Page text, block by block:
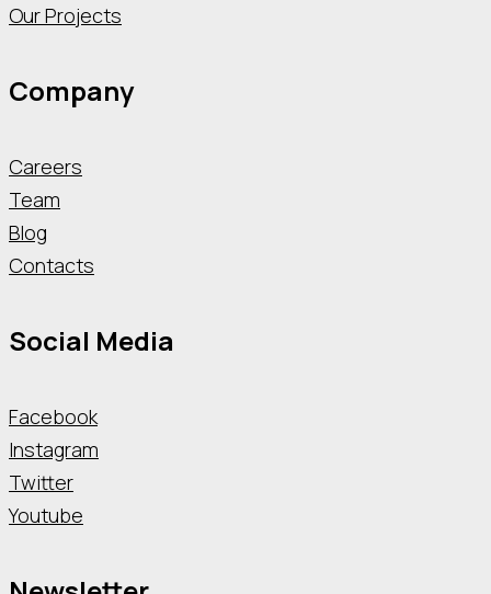
Our Projects
Company
Careers
Team
Blog
Contacts
Social Media
Facebook
Instagram
Twitter
Youtube